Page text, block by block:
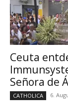
Ceuta
Señora de
CATHOLICA 6.